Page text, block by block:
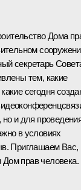
Дома
секретарь
тем, какие
сегодня
и для
в условиях
Приглашаем Вас,
прав человека.